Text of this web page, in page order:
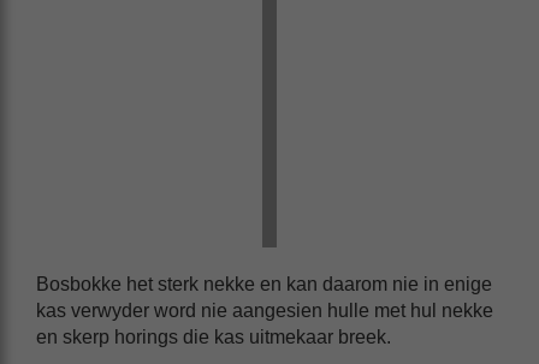
Bosbokke het sterk nekke en kan daarom nie in enige
kas verwyder word nie aangesien hulle met hul nekke
en skerp horings die kas uitmekaar breek.